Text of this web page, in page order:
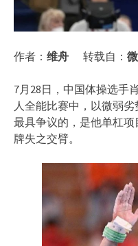
作者： 维舟 转载自：
7月28日，中国体操选手
人全能比赛中，以微弱
最具争议的，是他单杠
牌失之交臂。